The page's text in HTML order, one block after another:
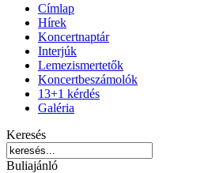
Címlap
Hírek
Koncertnaptár
Interjúk
Lemezismertetők
Koncertbeszámolók
13+1 kérdés
Galéria
Keresés
Buliajánló